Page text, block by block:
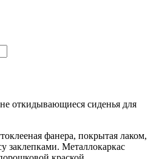
откидывающиеся сиденья для
фанера, покрытая лаком,
заклепками. Металлокаркас